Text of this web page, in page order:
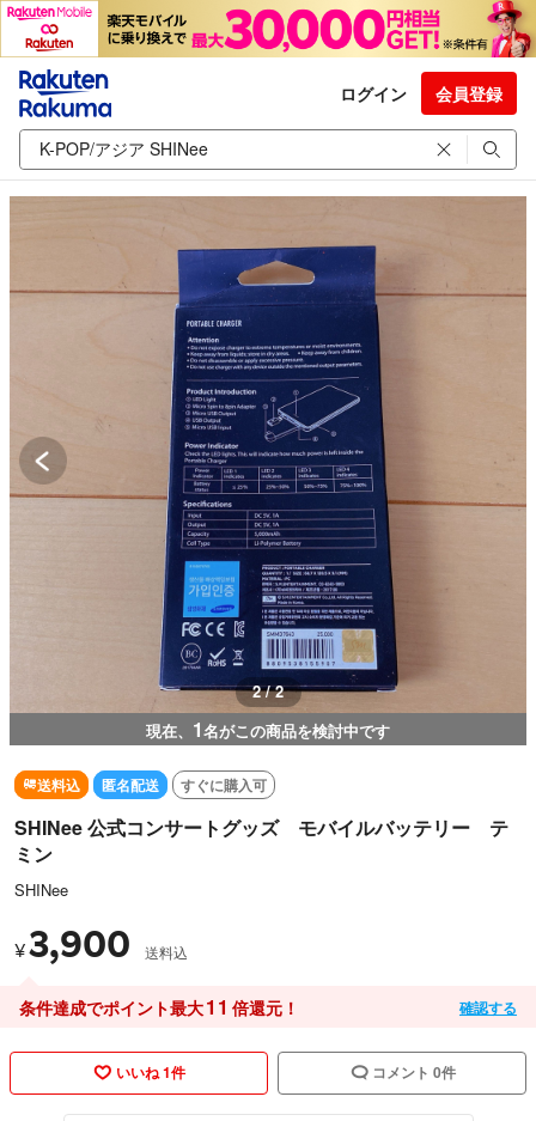
ログイン 会員登録
1 / 2
現在、 1名がこの商品を検討中です
送料込 匿名配送 すぐに購入可
SHINee 公式コンサートグッズ モバイルバッテリー テ
ミン
SHINee
¥3,900 送料込
条件達成でポイント最大11 倍還元！ 確認する
いいね 1件 コメント 0件